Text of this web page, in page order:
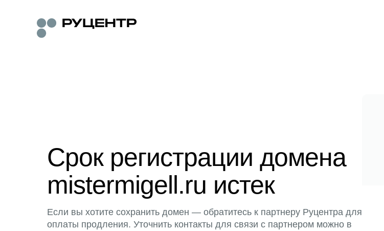
Срок регистрации домена
mistermigell.ru истек
Если вы хотите сохранить домен — обратитесь к партнеру Руцентра для
оплаты продления. Уточнить контакты для связи с партнером можно в